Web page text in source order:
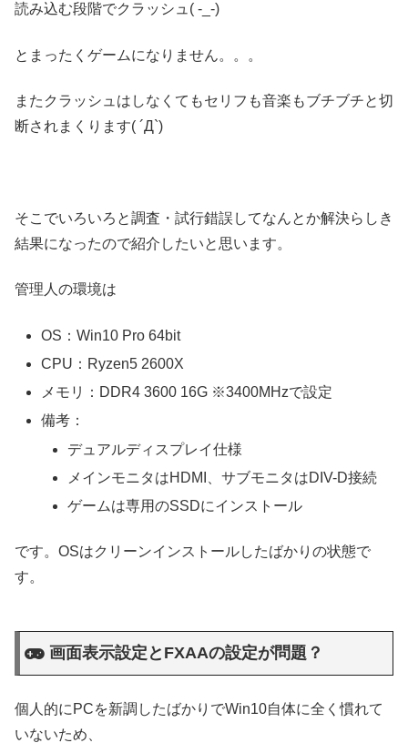
読み込む段階でクラッシュ( -_-)
とまったくゲームになりません。。。
またクラッシュはしなくてもセリフも音楽もブチブチと切
断されまくります( ´Д`)
そこでいろいろと調査・試行錯誤してなんとか解決らしき
結果になったので紹介したいと思います。
管理人の環境は
OS：Win10 Pro 64bit
CPU：Ryzen5 2600X
メモリ：DDR4 3600 16G ※3400MHzで設定
備考：
デュアルディスプレイ仕様
メインモニタはHDMI、サブモニタはDIV-D接続
ゲームは専用のSSDにインストール
です。OSはクリーンインストールしたばかりの状態で
す。
画面表示設定とFXAAの設定が問題？
個人的にPCを新調したばかりでWin10自体に全く慣れて
いないため、